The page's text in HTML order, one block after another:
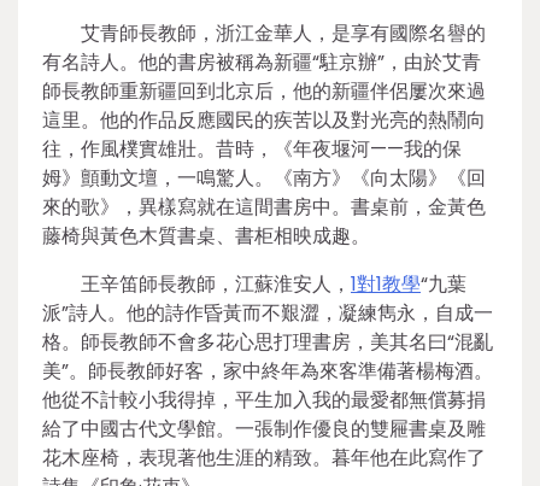
艾青師長教師，浙江金華人，是享有國際名譽的
有名詩人。他的書房被稱為新疆“駐京辦”，由於艾青
師長教師重新疆回到北京后，他的新疆伴侶屢次來過
這里。他的作品反應國民的疾苦以及對光亮的熱鬧向
往，作風樸實雄壯。昔時，《年夜堰河——我的保
姆》顫動文壇，一鳴驚人。《南方》《向太陽》《回
來的歌》，異樣寫就在這間書房中。書桌前，金黃色
藤椅與黃色木質書桌、書柜相映成趣。
王辛笛師長教師，江蘇淮安人， 1對1教學“九葉
派”詩人。他的詩作昏黃而不艱澀，凝練雋永，自成一
格。師長教師不會多花心思打理書房，美其名曰“混亂
美”。師長教師好客，家中終年為來客準備著楊梅酒。
他從不計較小我得掉，平生加入我的最愛都無償募捐
給了中國古代文學館。一張制作優良的雙屜書桌及雕
花木座椅，表現著他生涯的精致。暮年他在此寫作了